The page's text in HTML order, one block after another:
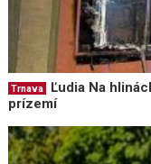
Trnava
Ľudia Na
prízemí